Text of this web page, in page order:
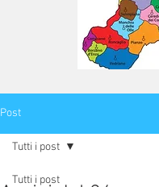
Post
Tutti i post
Tutti i post